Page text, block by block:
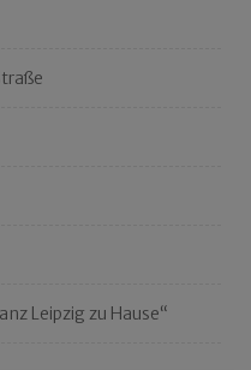
Leipzig zu Hause“